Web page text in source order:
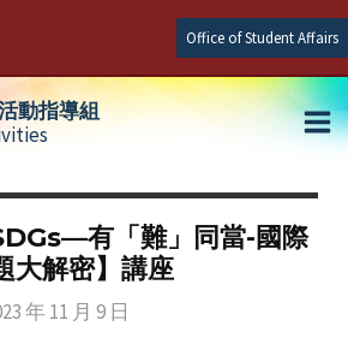
Office of Student Affairs
動指導組
有「難」同當-國際
大解密】講座
年 11 月 9 日